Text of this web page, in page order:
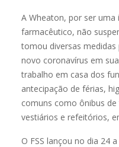
A Wheaton, por ser
farmacêutico, não
tomou diversas
novo coronavírus em
trabalho em casa dos
antecipação de férias,
comuns como ônibus
vestiários e refeitórios,
O FSS lançou no dia 24